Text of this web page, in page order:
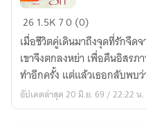
หย่า...คิด
ว่า
จะ
รัก
261.5K70 (0)
เมื่อชีวิตคู่เดินมาถึงจุดที่รักจืด
เขาจึงตกลงหย่า เพื่อคืนอิสรภ
ทำอีกครั้ง แต่แล้วเธอกลับพบว่
อัปเดตล่าสุด 20 มิ.ย. 69 / 22:22 น.